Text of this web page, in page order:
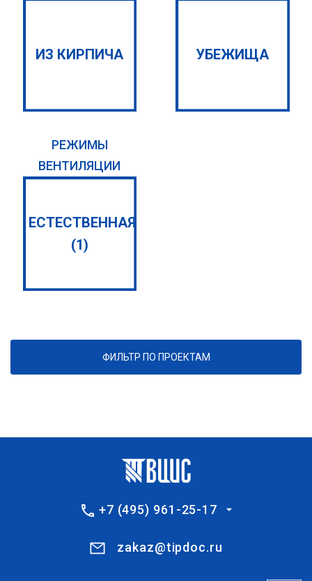
ИЗ КИРПИЧА УБЕЖИЩА
РЕЖИМЫ
ВЕНТИЛЯЦИИ
ЕСТЕСТВЕННАЯ
(1)
ФИЛЬТР ПО ПРОЕКТАМ
+7 (495) 961-25-17
zakaz@tipdoc.ru